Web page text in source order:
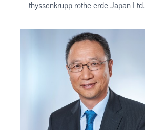
thyssenkrupp rothe erde Japan Ltd.